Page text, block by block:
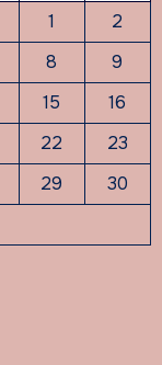
1
2
8
9
15
16
22
23
29
30